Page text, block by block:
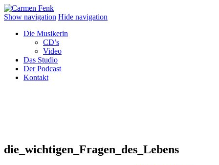
Show navigation Hide navigation
Die Musikerin
CD’s
Video
Das Studio
Der Podcast
Kontakt
die_wichtigen_Fragen_des_Lebens